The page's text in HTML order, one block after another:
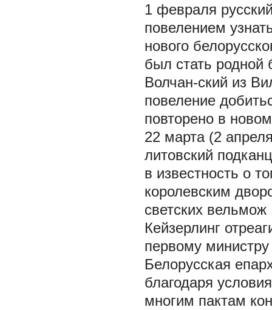
1 февраля
повелением
нового
был стать
Волчан-ский из
повеление
повторено в
22 марта (2
литовский
в известность о
королевским
светских
Кейзерлинг
первому
Белорусская
благодаря
многим пактам